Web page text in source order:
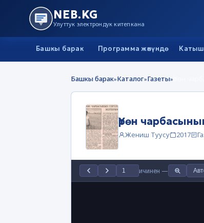
NEB.KG
Улуттук электрондук китепкана
Башкы барак Программа жөнүндө
Башкы барак»Каталог»Газеты»
Үрөн
Жениш Туусу 2017
ичинен —